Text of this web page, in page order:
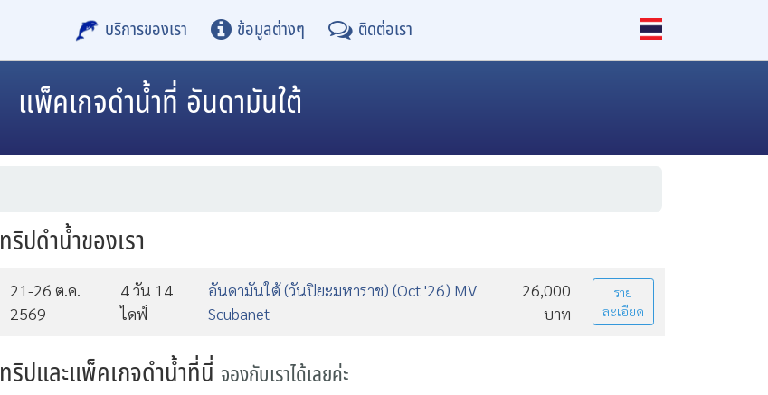
บริการของเรา ข้อมูลต่างๆ ติดต่อเรา
แพ็คเกจดำน้ำที่ อันดามันใต้
ทริปดำน้ำของเรา
21-26 ต.ค.
2569
4 วัน 14
ไดฟ์
อันดามันใต้ (วันปิยะมหาราช) (Oct '26) MV
Scubanet
26,000
บาท
ราย
ละเอียด
ทริปและแพ็คเกจดำน้ำที่นี่ จองกับเราได้เลยค่ะ